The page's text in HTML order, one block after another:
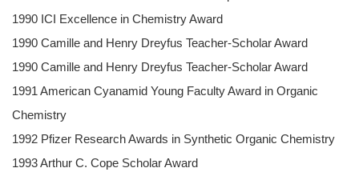
1990 ICI Excellence in Chemistry Award
1990 Camille and Henry Dreyfus Teacher-Scholar Award
1990 Camille and Henry Dreyfus Teacher-Scholar Award
1991 American Cyanamid Young Faculty Award in Organic
Chemistry
1992 Pfizer Research Awards in Synthetic Organic Chemistry
1993 Arthur C. Cope Scholar Award